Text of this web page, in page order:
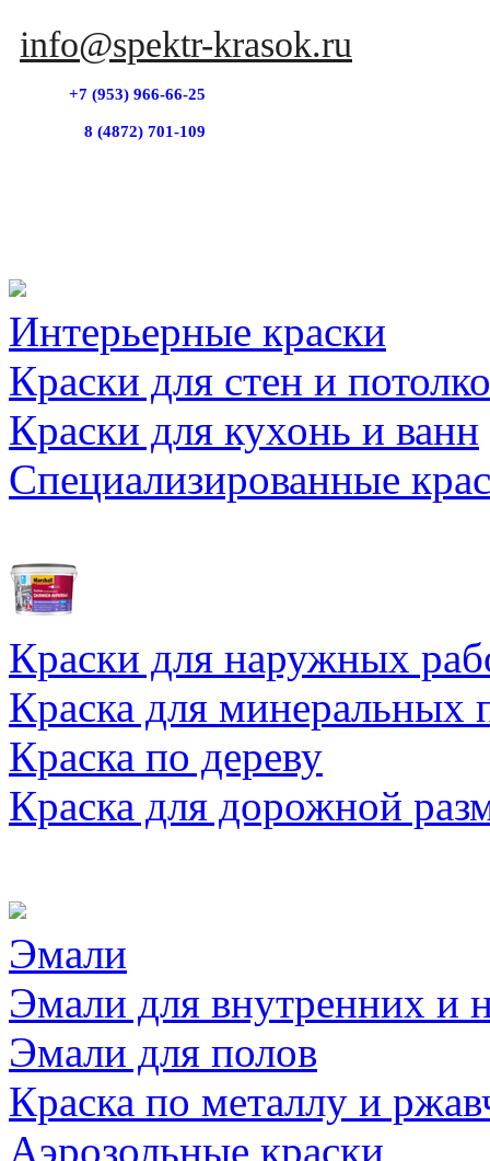
info@spektr-krasok.ru
+7 (953) 966-66-25
8 (4872) 701-109
Интерьерные краски
Краски для стен и
Краски для кухонь и ванн
Специализированные
Краски для наружных
Краска для минеральных
Краска по дереву
Краска для дорожной
Эмали
Эмали для внутренних и
Эмали для полов
Краска по металлу и
Аэрозольные краски